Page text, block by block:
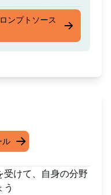
タイルでコーチ
ンプトソース
ル
けて、自身の分野